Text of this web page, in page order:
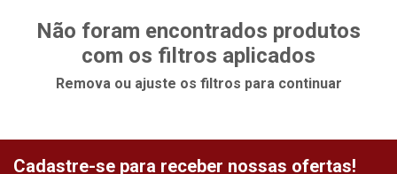
Não foram encontrados produtos
com os filtros aplicados
Remova ou ajuste os filtros para continuar
Cadastre-se para receber nossas ofertas!